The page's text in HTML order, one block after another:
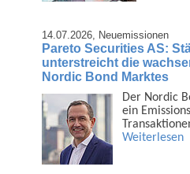
14.07.2026, Neuemissionen
Pareto Securities AS:
unterstreicht die
Nordic Bond Marktes
Der Nordic
ein
Weiterlesen